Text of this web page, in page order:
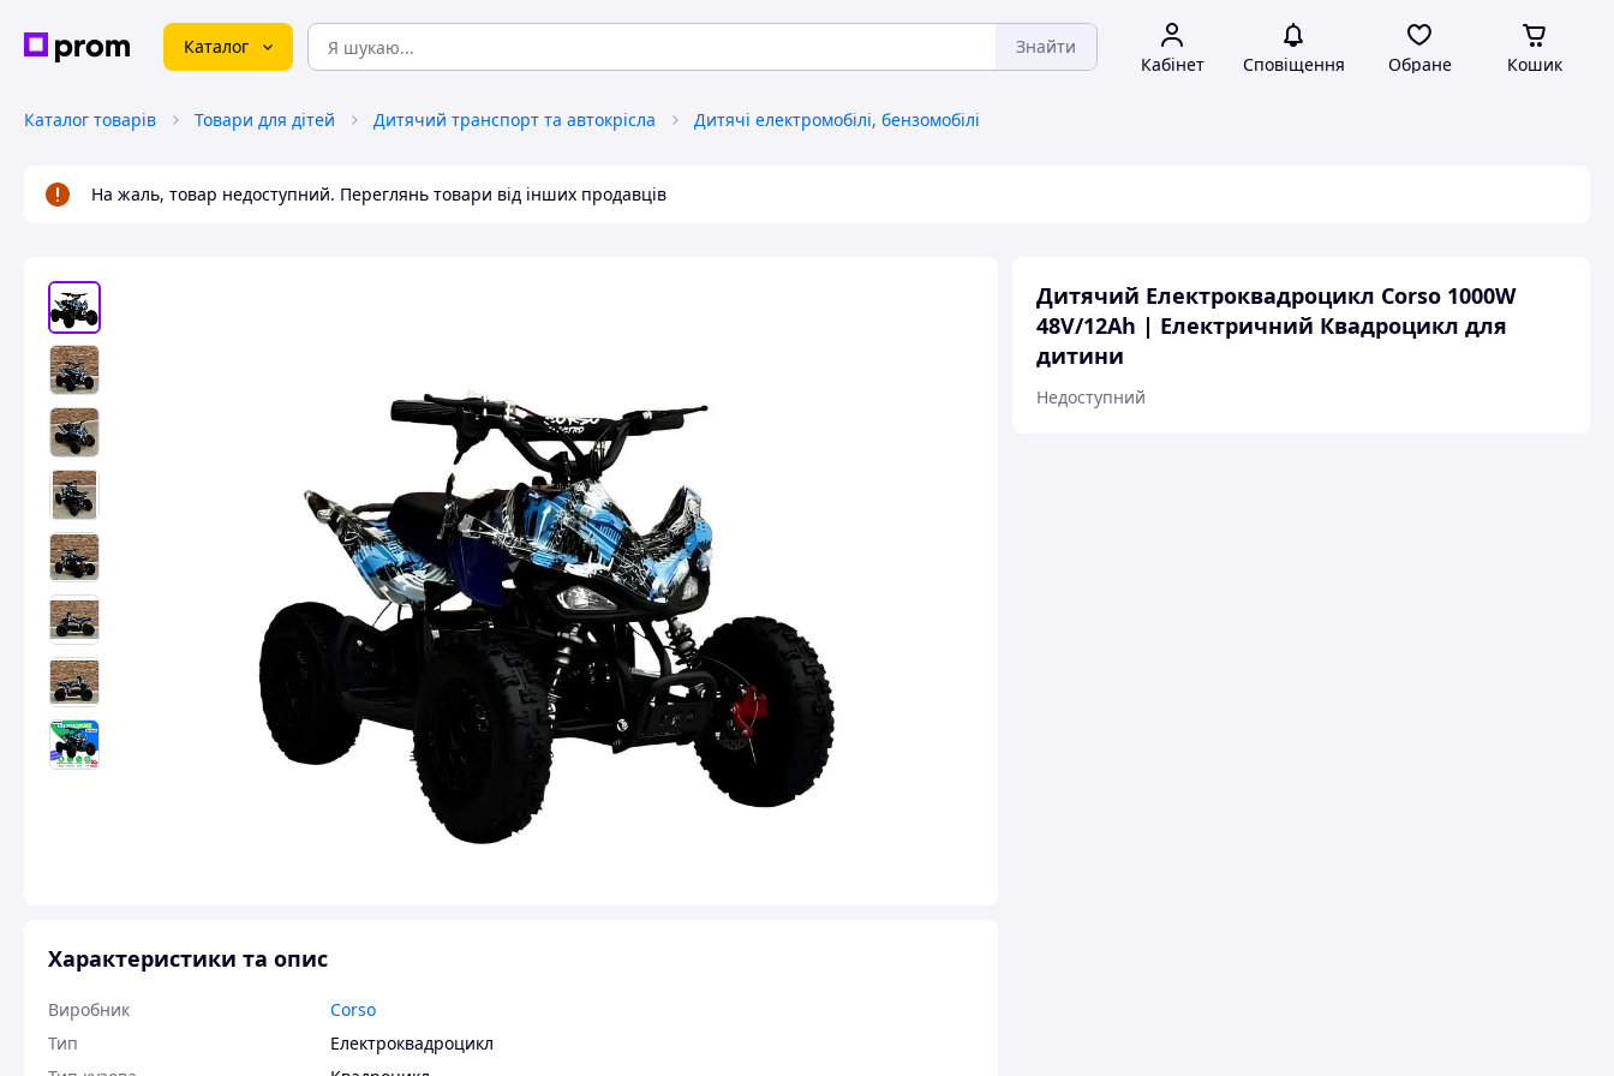
Каталог Знайти
Кабінет Сповіщення Обране Кошик
Каталог товарів Товари для дітей Дитячий транспорт та автокрісла Дитячі електромобілі, бензомобілі
На жаль, товар недоступний. Переглянь товари від інших продавців
Дитячий Електроквадроцикл Corso 1000W
48V/12Ah | Електричний Квадроцикл для
дитини
Недоступний
Характеристики та опис
Виробник
Corso
Тип
Електроквадроцикл